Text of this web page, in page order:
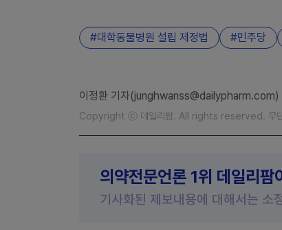
대학동물병원 설립 제정법 민주당
이정환 기자(junghwanss@dailypharm.com)
Copyright ⓒ 데일리팜. All rights reserved. 무단
의약전문언론 1위 데일리
기사화된 제보내용에 대해서는 소